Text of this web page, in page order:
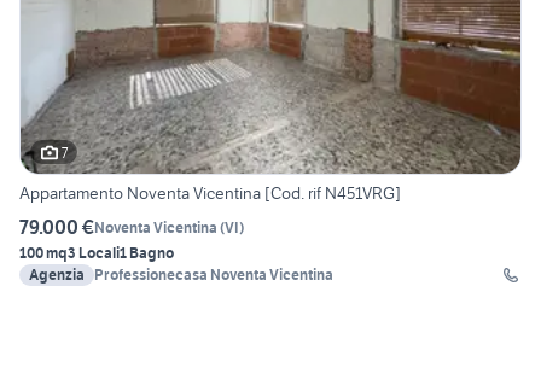
7
Appartamento Noventa Vicentina [Cod. rif N451VRG]
79.000 €Noventa Vicentina (VI)
100 mq3 Locali1 Bagno
Agenzia
Professionecasa Noventa Vicentina